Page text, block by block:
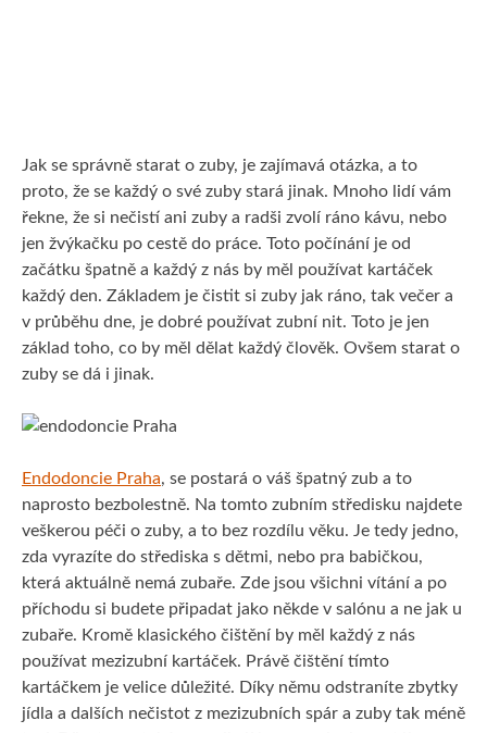
Jak se správně starat o zuby, je zajímavá otázka, a to
proto, že se každý o své zuby stará jinak. Mnoho lidí vám
řekne, že si nečistí ani zuby a radši zvolí ráno kávu, nebo
jen žvýkačku po cestě do práce. Toto počínání je od
začátku špatně a každý z nás by měl používat kartáček
každý den. Základem je čistit si zuby jak ráno, tak večer a
v průběhu dne, je dobré používat zubní nit. Toto je jen
základ toho, co by měl dělat každý člověk. Ovšem starat o
zuby se dá i jinak.
Endodoncie Praha, se postará o váš špatný zub a to
naprosto bezbolestně. Na tomto zubním středisku najdete
veškerou péči o zuby, a to bez rozdílu věku. Je tedy jedno,
zda vyrazíte do střediska s dětmi, nebo pra babičkou,
která aktuálně nemá zubaře. Zde jsou všichni vítání a po
příchodu si budete připadat jako někde v salónu a ne jak u
zubaře. Kromě klasického čištění by měl každý z nás
používat mezizubní kartáček. Právě čištění tímto
kartáčkem je velice důležité. Díky němu odstraníte zbytky
jídla a dalších nečistot z mezizubních spár a zuby tak méně